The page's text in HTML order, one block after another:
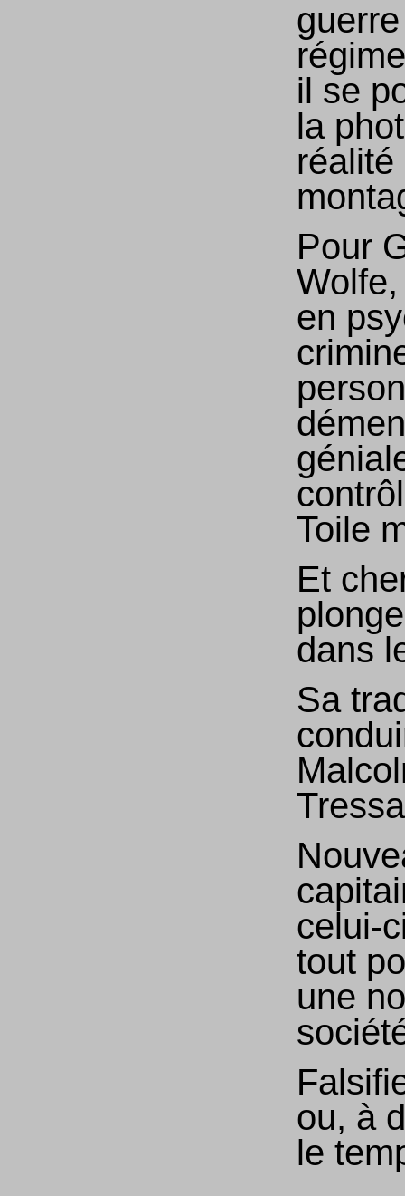
il se
la
réalité
Pour
en
Toile
Et
dans
Sa
celui-
tout
une
ou, à
le